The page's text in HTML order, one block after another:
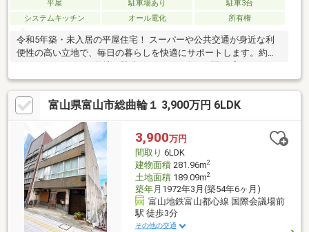
平屋 駐車場あり
駐車3台
システムキッチン
オール電化 所有権
令和5年築・未入居の平屋住宅！ スーパーや公共交通が身近な利
便性の高い立地で、毎日の暮らしを快適にサポートします。約
に加え、ウォークインクローゼットを備えた収納充実の2LDKで
す。IHクッキングヒーターや食器洗浄乾燥機、モニター付インタ
ーホン、太陽光発電システムなど設備も充実。三方道路に面した
開放的な区画で、採光・通風も良好です。即入居可能のため、お
引渡し後すぐに新生活をスタートできます。住宅ローンや資金計
画のご相談もお気軽にお問い合わせください。
富山県富山市総曲輪１ 3,900万円 6LDK
3,900万円
間取り 6LDK
建物面積281.96m2
土地面積189.09m2
築年月 1972年3月(築54年6ヶ月)
富山地鉄富山都心線 国際会議場前
駅 徒歩3分
その他の交通